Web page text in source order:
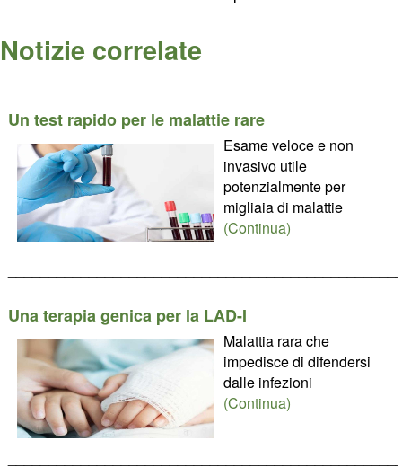
Notizie correlate
Un test rapido per le malattie rare
Esame veloce e non
invasivo utile
potenzialmente per
migliaia di malattie
(Continua)
Una terapia genica per la LAD-I
Malattia rara che
impedisce di difendersi
dalle infezioni
(Continua)